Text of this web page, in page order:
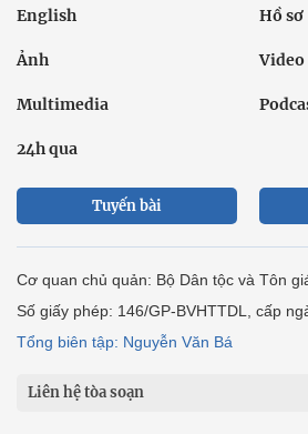
English Hồ sơ
Ảnh Video
Multimedia
24h qua
Tuyến bài
Cơ quan chủ quản: Bộ Dân tộc và Tôn
Số giấy phép: 146/GP-BVHTTDL, cấp
Tổng biên tập: Nguyễn Văn Bá
Liên hệ tòa soạn